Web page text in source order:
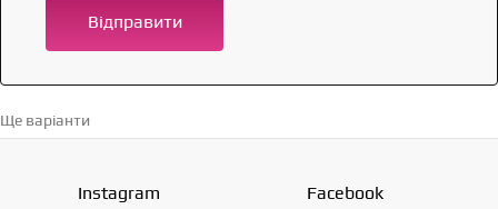
Відправити
Ще варіанти
Instagram Facebook